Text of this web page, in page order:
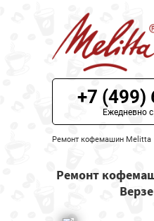
ЦЕНЫ НА РЕМОНТ
О СЕРВИСЕ
МОДЕЛИ MELITTA
НАШИ КОНТАКТЫ
+7 (499)
Ежедневно
Ремонт кофемашин Melitta
Ремонт